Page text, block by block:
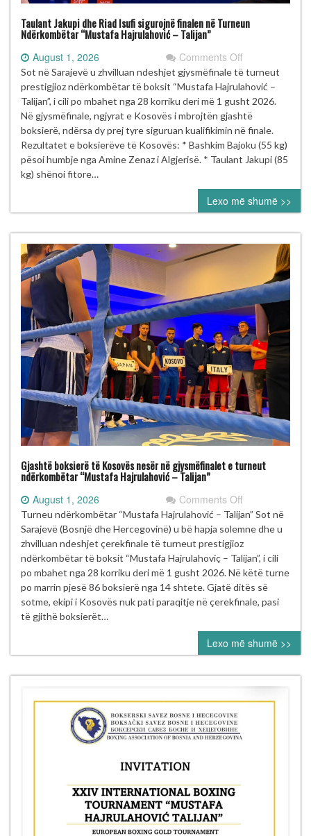
Taulant Jakupi dhe Riad Isufi sigurojnë finalen në Turneun
Ndërkombëtar “Mustafa Hajrulahović – Talijan”
August 1, 2026 Comments Offon
Taulant
Jakupi
dhe
Riad
Isufi
sigurojnë
finalen
Turneun
Ndërkombëtar
“Mustafa
Hajrulahović
–
Sot në Sarajevë u zhvilluan ndeshjet gjysmëfinale të turneut
prestigjioz ndërkombëtar të boksit “Mustafa Hajrulahović –
Talijan”, i cili po mbahet nga 28 korriku deri më 1 gusht 2026.
Në gjysmëfinale, ngjyrat e Kosovës i mbrojtën gjashtë
boksierë, ndërsa dy prej tyre siguruan kualifikimin në finale.
Rezultatet e boksierëve të Kosovës: * Bashkim Bajoku (55 kg)
pësoi humbje nga Amine Zenaz i Algjerisë. * Taulant Jakupi (85
kg) shënoi fitore…
Lexo më shumë >>
Gjashtë boksierë të Kosovës nesër në gjysmëfinalet e turneut
ndërkombëtar “Mustafa Hajrulahović – Talijan”
August 1, 2026 Comments Offon
Gjashtë
boksierë
të
Kosovës
nesër
në
gjysmëfinalet
turneut
ndërkombëtar
“Mustafa
Hajrulahović
Talijan”
Turneu ndërkombëtar “Mustafa Hajrulahović – Talijan” Sot në
Sarajevë (Bosnjë dhe Hercegovinë) u bë hapja solemne dhe u
zhvilluan ndeshjet çerekfinale të turneut prestigjioz
ndërkombëtar të boksit “Mustafa Hajrulahoviç – Talijan”, i cili
po mbahet nga 28 korriku deri më 1 gusht 2026. Në këtë turne
po marrin pjesë 86 boksierë nga 14 shtete. Gjatë ditës së
sotme, ekipi i Kosovës nuk pati paraqitje në çerekfinale, pasi
të gjithë boksierët…
Lexo më shumë >>